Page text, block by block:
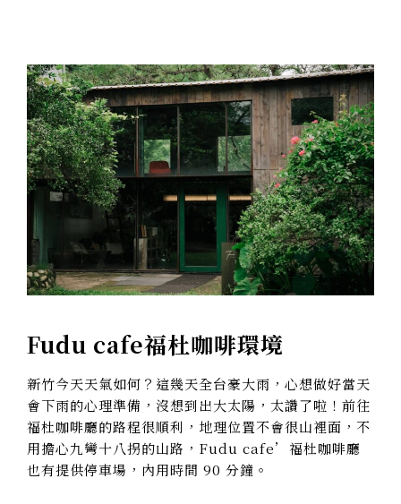
Fudu cafe福杜咖啡環境
新竹今天天氣如何？這幾天全台豪大雨，心想做好當天
會下雨的心理準備，沒想到出大太陽，太讚了啦！前往
福杜咖啡廳的路程很順利，地理位置不會很山裡面，不
用擔心九彎十八拐的山路，Fudu cafe’福杜咖啡廳
也有提供停車場，內用時間 90 分鐘。